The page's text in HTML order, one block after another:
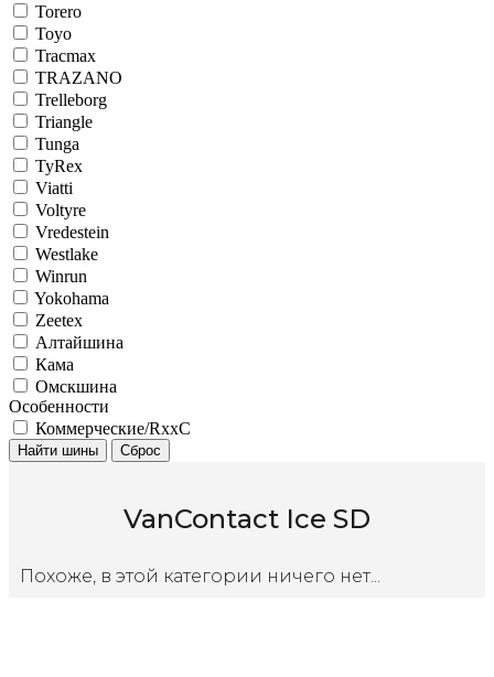
Torero
Toyo
Tracmax
TRAZANO
Trelleborg
Triangle
Tunga
TyRex
Viatti
Voltyre
Vredestein
Westlake
Winrun
Yokohama
Zeetex
Алтайшина
Кама
Омскшина
Особенности
Коммерческие/RxxC
Найти шины Сброс
VanContact Ice SD
Похоже, в этой категории ничего нет...